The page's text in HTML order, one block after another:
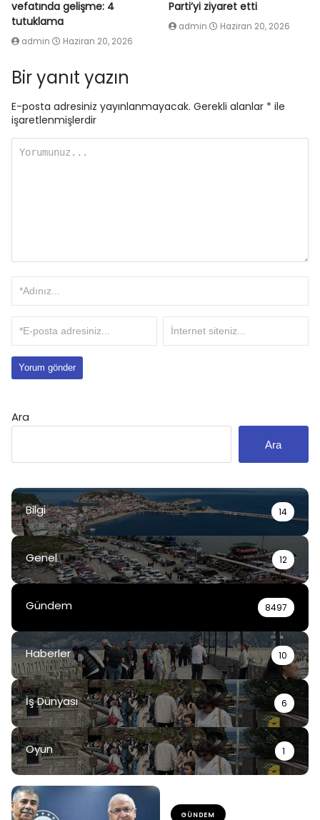
vefatında gelişme: 4
tutuklama
admin Haziran 20, 2026
Parti’yi ziyaret etti
admin Haziran 20, 2026
Bir yanıt yazın
E-posta adresiniz yayınlanmayacak. Gerekli alanlar * ile
işaretlenmişlerdir
Ara
Ara
Bilgi 14
Genel 12
Gündem 8497
Haberler 10
İş Dünyası 6
Oyun 1
GÜNDEM